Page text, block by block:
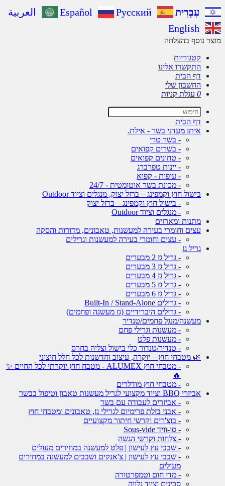
עִבְרִית Español Русский
العربية
English
נוסף בהצלחה
קטגוריות
התקשרו אלינו
דף הבית
החשבון שלי
עגלת קניות
דף הבית
איתן מעדני בשר - אילת.
- בשר טרי
- בשרים קפואים
- טחונים קפואים
- יינות טפרברג
- עופות - קפוא
- מכונת בשר אוטומטית - 24/7
בישול חוץ וקמפינג – ברזל יצוק, מנגלים וציוד Outdoor
- בישול חוץ וקמפינג – ברזל יצוק
- מנגלים וציוד Outdoor
מתנות ומארזים
עצים וחומרי בעירה למעשנות, טאבונים, מדורות והסקה
- עצים וחומרי בעירה למעשנות וגרילים
גריל גז
- גריל גז 2 מבערים
- גריל גז 3 מבערים
- גריל גז 4 מבערים
- גריל גז 5 מבערים
- גריל גז 6 מבערים
- גרילים Built-In / Stand-Alone
- גרילים היברידיים (גז מעשנה ופחמים)
מעשנה/מנגל פחמים/טנדיר
- מעשנות וגרילי פחם
- מעשנות פלט
- טנדיר/טנדור כלי בישול וצליה בחרס
🌿 מטבחי חוץ – יוקרה, עיצוב וחדשנות לכל חלל חיצוני
- מטבחי חוץ ALUMEX - מטבח חוץ יוקרתי לכל החיים ✨
- מטבחי חוץ מודלרים
אביזרי BBQ וציוד מקצועי לגריל מעשנות טאבון וטיפול בבשר
- אביזרים לעבודה עם בשר
- אבני בזלת פרימיום לגרילי גז, טאבונים ומטבחי חוץ
- בוצ'רים וקרשי חיתוך מקצועיים
- סו-וויד Sous-vide
- צלחות וקרשי הגשה
- שבבי עץ לעישון | פלט למעשנה במחירים מעולים
- שבבי עץ לעישון | צ'אנקים ושבבים למעשנה במחירים
מעולים
- מדי חום וטמפרטורה
סכינים וציוד נלווה